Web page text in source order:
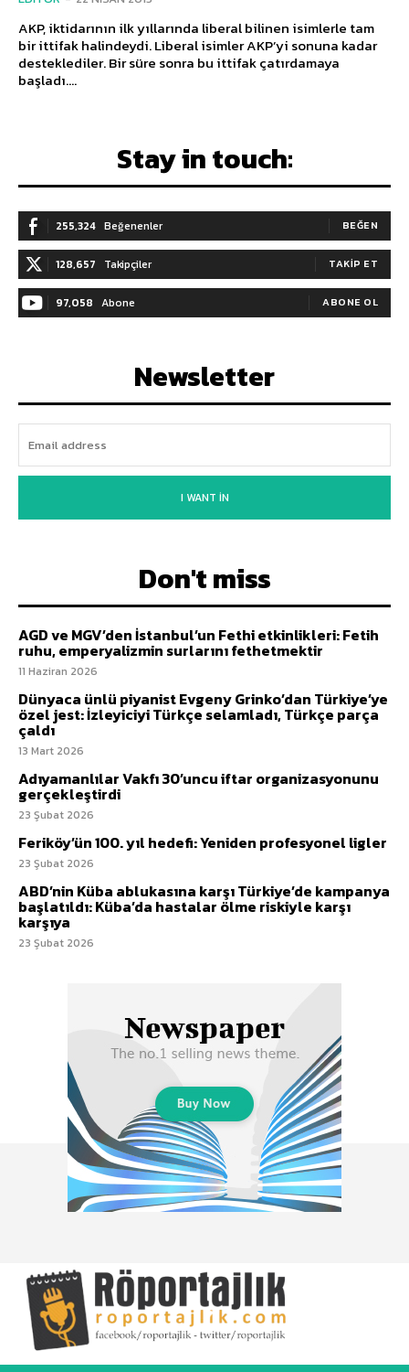
AKP, iktidarının ilk yıllarında liberal bilinen isimlerle tam
bir ittifak halindeydi. Liberal isimler AKP’yi sonuna kadar
desteklediler. Bir süre sonra bu ittifak çatırdamaya
başladı....
Stay in touch:
255,324 Beğenenler BEĞEN
128,657 Takipçiler TAKIP ET
97,058 Abone ABONE OL
Newsletter
I WANT IN
Don't miss
AGD ve MGV’den İstanbul’un Fethi etkinlikleri: Fetih
ruhu, emperyalizmin surlarını fethetmektir
11 Haziran 2026
Dünyaca ünlü piyanist Evgeny Grinko’dan Türkiye’ye
özel jest: İzleyiciyi Türkçe selamladı, Türkçe parça
çaldı
13 Mart 2026
Adıyamanlılar Vakfı 30’uncu iftar organizasyonunu
gerçekleştirdi
23 Şubat 2026
Feriköy’ün 100. yıl hedefi: Yeniden profesyonel ligler
23 Şubat 2026
ABD’nin Küba ablukasına karşı Türkiye’de kampanya
başlatıldı: Küba’da hastalar ölme riskiyle karşı
karşıya
23 Şubat 2026